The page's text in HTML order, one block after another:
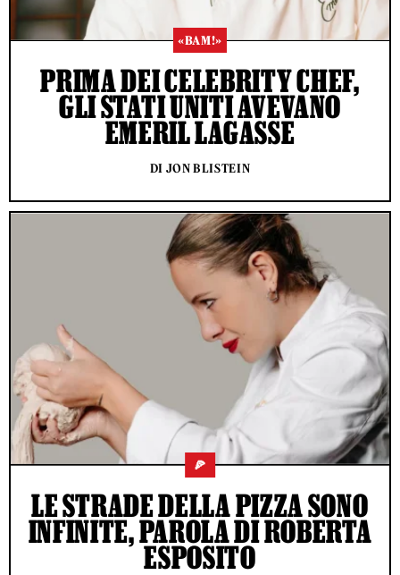
«BAM!»
PRIMA DEI CELEBRITY CHEF,
GLI STATI UNITI AVEVANO
EMERIL LAGASSE
DI JON BLISTEIN
🍕
LE STRADE DELLA PIZZA SONO
INFINITE, PAROLA DI ROBERTA
ESPOSITO